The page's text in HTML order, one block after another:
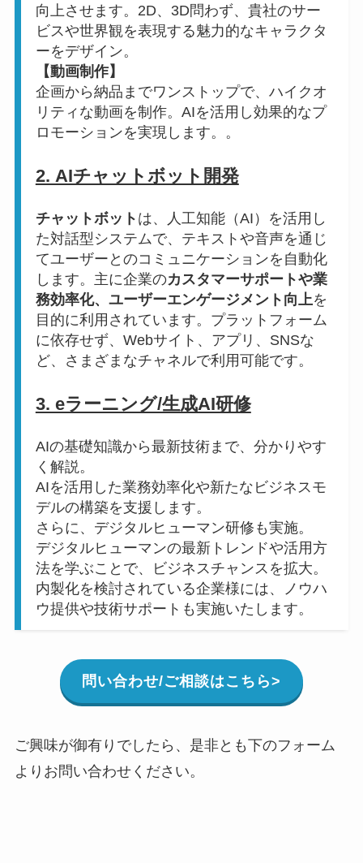
向上させます。2D、3D問わず、貴社のサー
ビスや世界観を表現する魅力的なキャラクタ
ーをデザイン。
【動画制作】
企画から納品までワンストップで、ハイクオ
リティな動画を制作。AIを活用し効果的なプ
ロモーションを実現します。。
2. AIチャットボット開発
チャットボット は、人工知能（AI）を活用し
た対話型システムで、テキストや音声を通じ
てユーザーとのコミュニケーションを自動化
します。主に企業のカスタマーサポートや業
務効率化、ユーザーエンゲージメント向上を
目的に利用されています。プラットフォーム
に依存せず、Webサイト、アプリ、SNSな
ど、さまざまなチャネルで利用可能です。
3. eラーニング/生成AI研修
AIの基礎知識から最新技術まで、分かりやす
く解説。
AIを活用した業務効率化や新たなビジネスモ
デルの構築を支援します。
さらに、デジタルヒューマン研修も実施。
デジタルヒューマンの最新トレンドや活用方
法を学ぶことで、ビジネスチャンスを拡大。
内製化を検討されている企業様には、ノウハ
ウ提供や技術サポートも実施いたします。
問い合わせ/ご相談はこちら>
ご興味が御有りでしたら、是非とも下のフォーム
よりお問い合わせください。